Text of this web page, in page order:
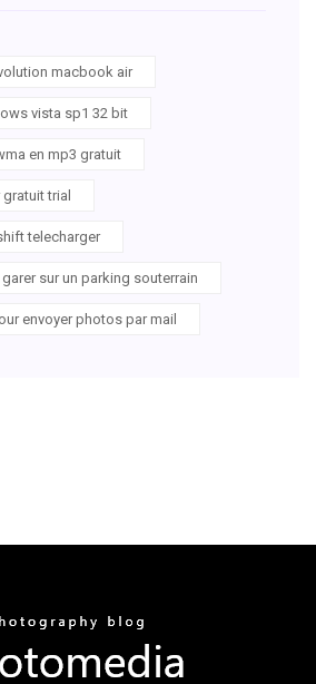
macbook air
vista sp1 32 bit
en mp3 gratuit
trial
telecharger
sur un parking souterrain
envoyer photos par mail